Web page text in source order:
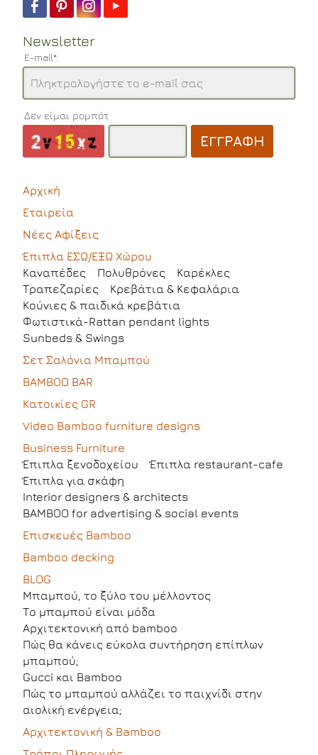
Newsletter
E-mail*:
Δεν είμαι ρομπότ
ΕΓΓΡΑΦΗ
Αρχική
Εταιρεία
Νέες Αφίξεις
Έπιπλα ΕΣΩ/ΕΞΩ Χώρου
Kαναπέδες
Πολυθρόνες
Καρέκλες
Τραπεζαρίες
Kρεβάτια & Κεφαλάρια
Κούνιες & παιδικά κρεβάτια
Φωτιστικά-Rattan pendant lights
Sunbeds & Swings
Σετ Σαλόνια Μπαμπού
BAMBOO BAR
Κατοικίες GR
Video Bamboo furniture designs
Business Furniture
Έπιπλα ξενοδοχείου
Έπιπλα restaurant-cafe
Έπιπλα για σκάφη
Interior designers & architects
BAMBOO for advertising & social events
Επισκευές Bamboo
Bamboo decking
BLOG
Μπαμπού, το ξύλο του μέλλοντος
Το μπαμπού είναι μόδα
Αρχιτεκτονική από bamboo
Πώς θα κάνεις εύκολα συντήρηση επίπλων
μπαμπού;
Gucci και Bamboo
Πώς το μπαμπού αλλάζει το παιχνίδι στην
αιολική ενέργεια;
Αρχιτεκτονική & Bamboo